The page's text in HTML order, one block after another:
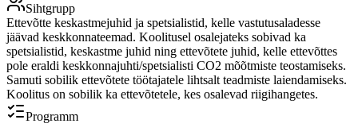
Sihtgrupp
Ettevõtte keskastmejuhid ja spetsialistid, kelle vastutusaladesse
jäävad keskkonnateemad. Koolitusel osalejateks sobivad ka
spetsialistid, keskastme juhid ning ettevõtete juhid, kelle ettevõttes
pole eraldi keskkonnajuhti/spetsialisti CO2 mõõtmiste teostamiseks.
Samuti sobilik ettevõtete töötajatele lihtsalt teadmiste laiendamiseks.
Koolitus on sobilik ka ettevõtetele, kes osalevad riigihangetes.
Programm